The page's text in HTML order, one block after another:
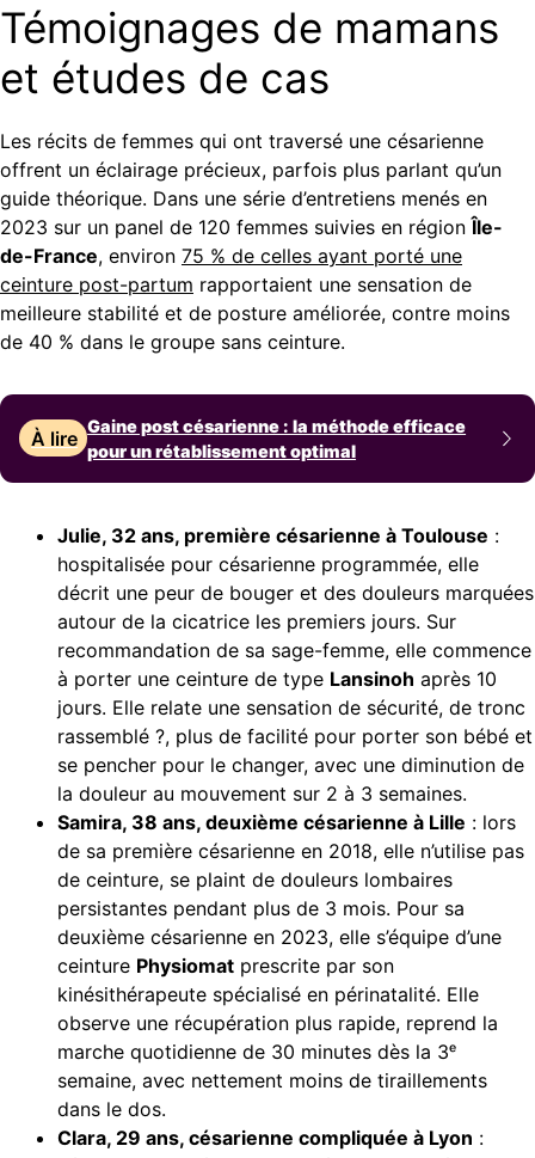
Témoignages de mamans
et études de cas
Les récits de femmes qui ont traversé une césarienne
offrent un éclairage précieux, parfois plus parlant qu’un
guide théorique. Dans une série d’entretiens menés en
2023 sur un panel de 120 femmes suivies en régionÎle-
de-France, environ 75 % de celles ayant porté une
ceinture post-partum rapportaient une sensation de
meilleure stabilité et de posture améliorée, contre moins
de 40 % dans le groupe sans ceinture.
À lire
Gaine post césarienne : la méthode efficace
pour un rétablissement optimal
Julie, 32 ans, première césarienne à Toulouse :
hospitalisée pour césarienne programmée, elle
décrit une peur de bouger et des douleurs marquées
autour de la cicatrice les premiers jours. Sur
recommandation de sa sage-femme, elle commence
à porter une ceinture de type Lansinoh après 10
jours. Elle relate une sensation de sécurité, de tronc
rassemblé ?, plus de facilité pour porter son bébé et
se pencher pour le changer, avec une diminution de
la douleur au mouvement sur 2 à 3 semaines.
Samira, 38 ans, deuxième césarienne à Lille : lors
de sa première césarienne en 2018, elle n’utilise pas
de ceinture, se plaint de douleurs lombaires
persistantes pendant plus de 3 mois. Pour sa
deuxième césarienne en 2023, elle s’équipe d’une
ceinture Physiomat prescrite par son
kinésithérapeute spécialisé en périnatalité. Elle
observe une récupération plus rapide, reprend la
marche quotidienne de 30 minutes dès la 3ᵉ
semaine, avec nettement moins de tiraillements
dans le dos.
Clara, 29 ans, césarienne compliquée à Lyon :